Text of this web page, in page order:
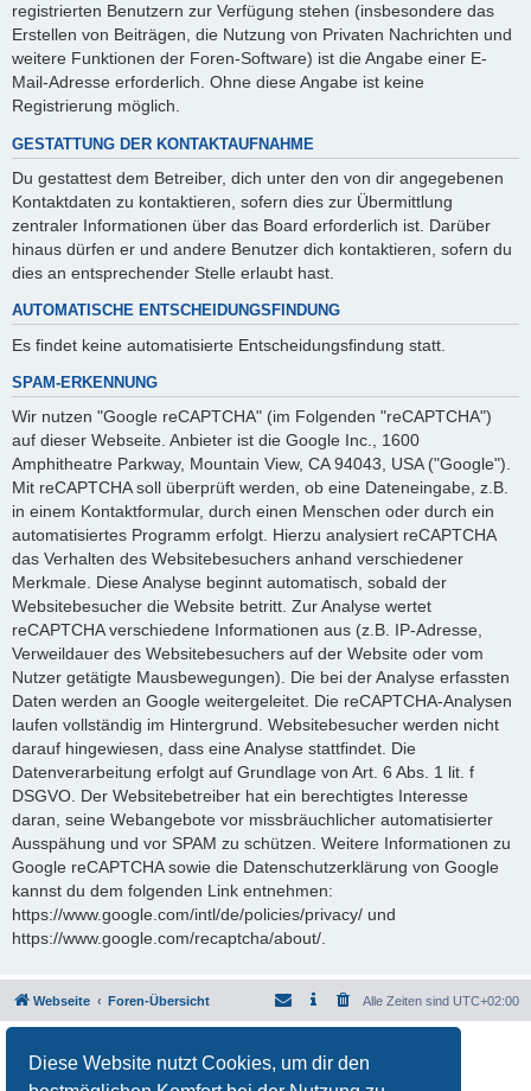
Diese Website nutzt Cookies, um dir den
registrierten Benutzern zur Verfügung stehen (insbesondere das
Erstellen von Beiträgen, die Nutzung von Privaten Nachrichten und
weitere Funktionen der Foren-Software) ist die Angabe einer E-
Mail-Adresse erforderlich. Ohne diese Angabe ist keine
Registrierung möglich.
GESTATTUNG DER KONTAKTAUFNAHME
Du gestattest dem Betreiber, dich unter den von dir angegebenen
Kontaktdaten zu kontaktieren, sofern dies zur Übermittlung
zentraler Informationen über das Board erforderlich ist. Darüber
hinaus dürfen er und andere Benutzer dich kontaktieren, sofern du
dies an entsprechender Stelle erlaubt hast.
AUTOMATISCHE ENTSCHEIDUNGSFINDUNG
Es findet keine automatisierte Entscheidungsfindung statt.
SPAM-ERKENNUNG
Wir nutzen "Google reCAPTCHA" (im Folgenden "reCAPTCHA")
auf dieser Webseite. Anbieter ist die Google Inc., 1600
Amphitheatre Parkway, Mountain View, CA 94043, USA ("Google").
Mit reCAPTCHA soll überprüft werden, ob eine Dateneingabe, z.B.
in einem Kontaktformular, durch einen Menschen oder durch ein
automatisiertes Programm erfolgt. Hierzu analysiert reCAPTCHA
das Verhalten des Websitebesuchers anhand verschiedener
Merkmale. Diese Analyse beginnt automatisch, sobald der
Websitebesucher die Website betritt. Zur Analyse wertet
reCAPTCHA verschiedene Informationen aus (z.B. IP-Adresse,
Verweildauer des Websitebesuchers auf der Website oder vom
Nutzer getätigte Mausbewegungen). Die bei der Analyse erfassten
Daten werden an Google weitergeleitet. Die reCAPTCHA-Analysen
laufen vollständig im Hintergrund. Websitebesucher werden nicht
darauf hingewiesen, dass eine Analyse stattfindet. Die
Datenverarbeitung erfolgt auf Grundlage von Art. 6 Abs. 1 lit. f
DSGVO. Der Websitebetreiber hat ein berechtigtes Interesse
daran, seine Webangebote vor missbräuchlicher automatisierter
Ausspähung und vor SPAM zu schützen. Weitere Informationen zu
Google reCAPTCHA sowie die Datenschutzerklärung von Google
kannst du dem folgenden Link entnehmen:
https://www.google.com/intl/de/policies/privacy/ und
https://www.google.com/recaptcha/about/.
Webseite Foren-Übersicht Alle Zeiten sind UTC+02:00
Deutsche Übersetzung durchphpBB.de
Datenschutz|Nutzungsbedingungen